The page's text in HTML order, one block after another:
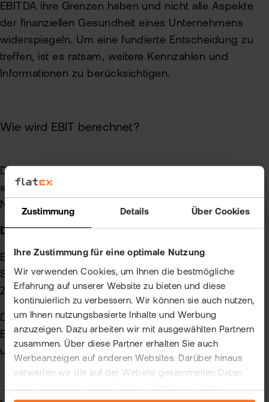
Zustimmung Details Über Cookies
Ihre Zustimmung für eine optimale Nutzung
Wir verwenden Cookies, um Ihnen die bestmögliche
Erfahrung auf unserer Website zu bieten und diese
kontinuierlich zu verbessern. Wir können sie auch nutzen,
um Ihnen nutzungsbasierte Inhalte und Werbung
anzuzeigen. Dazu arbeiten wir mit ausgewählten Partnern
zusammen. Über diese Partner erhalten Sie auch
Werbeanzeigen auf anderen Websites. Darüber hinaus
verwerten wir die auf der Website gesammelten Daten
EBITDA ihre Grenzen haben und nicht alle Aspekte
der finanziellen Gesundheit eines Unternehmens
widerspiegeln. Um eine fundierte Entscheidung zu
treffen, ist es ratsam, weitere Kennzahlen und
Informationen zu berücksichtigen.
Wie wird EBIT berechnet?
Die Berechnung des EBIT ist relativ einfach. Man
subtrahiert lediglich die Zins- und Steuerkosten vom
Nettogewinn eines Unternehmens.
Die EBIT-Formel lautet:
EBIT = Jahresüberschuss oder -verlust +
Steueraufwand – Steuererträge + Zinsaufwand –
Zinsertrag
Diese Kennzahl zeigt den Gewinn vor
Berücksichtigung von Fremdkapitalkosten (Zinsen)
und Steuern.